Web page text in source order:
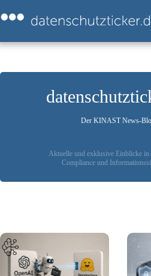
Inhalt
springen
Der KINAST News-
Aktuelle und exklusive Einblicke in
Compliance und